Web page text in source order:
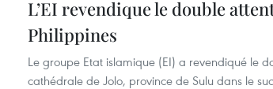
L’EI revendique le double
Philippines
Le groupe Etat islamique (EI) a revendiqué le
cathédrale de Jolo, province de Sulu dans le